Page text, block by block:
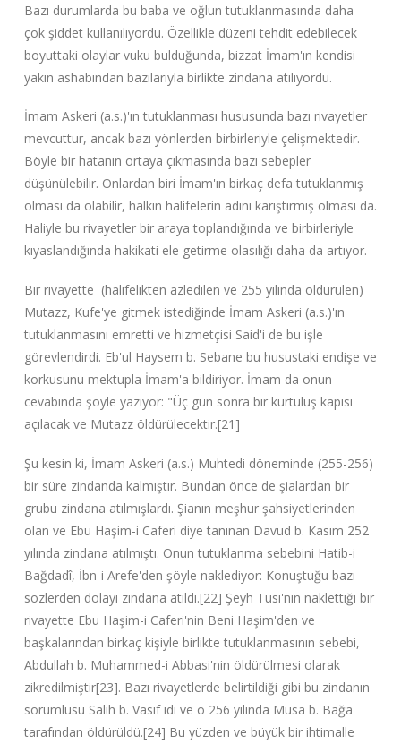
Bazı durumlarda bu baba ve oğlun tutuklanmasında daha
çok şiddet kullanılıyordu. Özellikle düzeni tehdit edebilecek
boyuttaki olaylar vuku bulduğunda, bizzat İmam'ın kendisi
yakın ashabından bazılarıyla birlikte zindana atılıyordu.
İmam Askeri (a.s.)'ın tutuklanması hususunda bazı rivayetler
mevcuttur, ancak bazı yönlerden birbirleriyle çelişmektedir.
Böyle bir hatanın ortaya çıkmasında bazı sebepler
düşünülebilir. Onlardan biri İmam'ın birkaç defa tutuklanmış
olması da olabilir, halkın halifelerin adını karıştırmış olması da.
Haliyle bu rivayetler bir araya toplandığında ve birbirleriyle
kıyaslandığında hakikati ele getirme olasılığı daha da artıyor.
Bir rivayette (halifelikten azledilen ve 255 yılında öldürülen)
Mutazz, Kufe'ye gitmek istediğinde İmam Askeri (a.s.)'ın
tutuklanmasını emretti ve hizmetçisi Said'i de bu işle
görevlendirdi. Eb'ul Haysem b. Sebane bu husustaki endişe ve
korkusunu mektupla İmam'a bildiriyor. İmam da onun
cevabında şöyle yazıyor: "Üç gün sonra bir kurtuluş kapısı
açılacak ve Mutazz öldürülecektir.[21]
Şu kesin ki, İmam Askeri (a.s.) Muhtedi döneminde (255-256)
bir süre zindanda kalmıştır. Bundan önce de şialardan bir
grubu zindana atılmışlardı. Şianın meşhur şahsiyetlerinden
olan ve Ebu Haşim-i Caferi diye tanınan Davud b. Kasım 252
yılında zindana atılmıştı. Onun tutuklanma sebebini Hatib-i
Bağdadî, İbn-i Arefe'den şöyle naklediyor: Konuştuğu bazı
sözlerden dolayı zindana atıldı.[22] Şeyh Tusi'nin naklettiği bir
rivayette Ebu Haşim-i Caferi'nin Beni Haşim'den ve
başkalarından birkaç kişiyle birlikte tutuklanmasının sebebi,
Abdullah b. Muhammed-i Abbasi'nin öldürülmesi olarak
zikredilmiştir[23]. Bazı rivayetlerde belirtildiği gibi bu zindanın
sorumlusu Salih b. Vasif idi ve o 256 yılında Musa b. Bağa
tarafından öldürüldü.[24] Bu yüzden ve büyük bir ihtimalle